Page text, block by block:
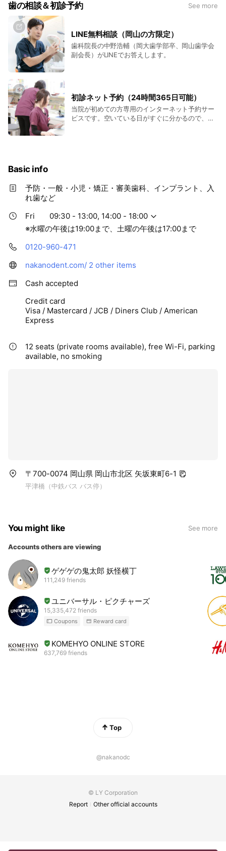
歯の相談＆初診予約 See more
LINE無料相談（岡山の方限定）
歯科院長の中野浩輔（岡大歯学部卒、岡山歯学会
副会長）がLINEでお答えします。
初診ネット予約（24時間365日可能）
当院が初めての方専用のインターネット予約サー
ビスです。空いている日がすぐに分かるので、都
Basic info
予防・一般・小児・矯正・審美歯科、インプラント、入
れ歯など
Fri
09:30 - 13:00, 14:00 - 18:00
※水曜の午後は19:00まで、土曜の午後は17:00まで
0120-960-471
nakanodent.com/ 2 other items
Cash accepted
Credit card
Visa / Mastercard / JCB / Diners Club / American
Express
12 seats (private rooms available), free Wi-Fi, parking
available, no smoking
〒700-0074 岡山県 岡山市北区 矢坂東町6-1
平津橋（中鉄バス バス停）
You might like See more
Accounts others are viewing
ゲゲゲの鬼太郎 妖怪横丁
111,249 friends
ユニバーサル・ピクチャーズ
15,335,472 friends
Coupons Reward card
KOMEHYO ONLINE STORE
637,769 friends
Top
@nakanodc
© LY Corporation
Report
Other official accounts